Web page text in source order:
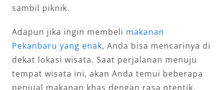
sambil piknik.
Adapun jika ingin membeli makanan
Pekanbaru yang enak, Anda bisa mencarinya di
dekat lokasi wisata. Saat perjalanan menuju
tempat wisata ini, akan Anda temui beberapa
penjual makanan khas dengan rasa otentik.